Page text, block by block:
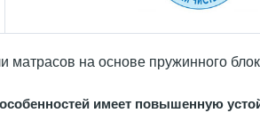
на основе пружинного
имеет повышенную